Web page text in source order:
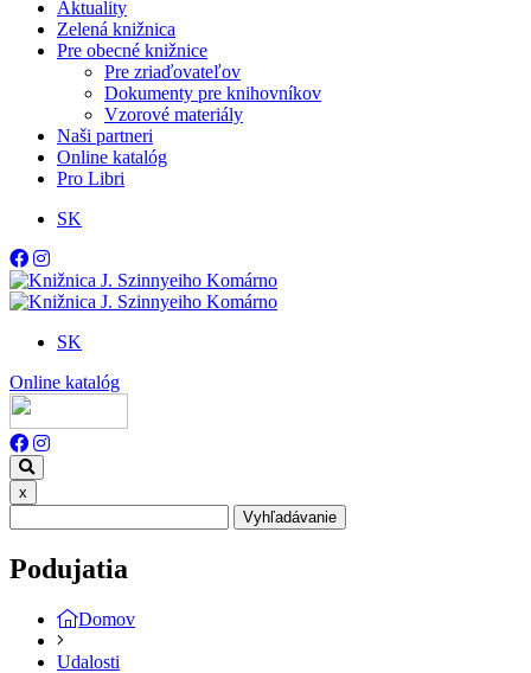
Aktuality
Zelená knižnica
Pre obecné knižnice
Pre zriaďovateľov
Dokumenty pre knihovníkov
Vzorové materiály
Naši partneri
Online katalóg
Pro Libri
SK
SK
Online katalóg
x
Vyhľadávanie
Podujatia
Domov
Udalosti